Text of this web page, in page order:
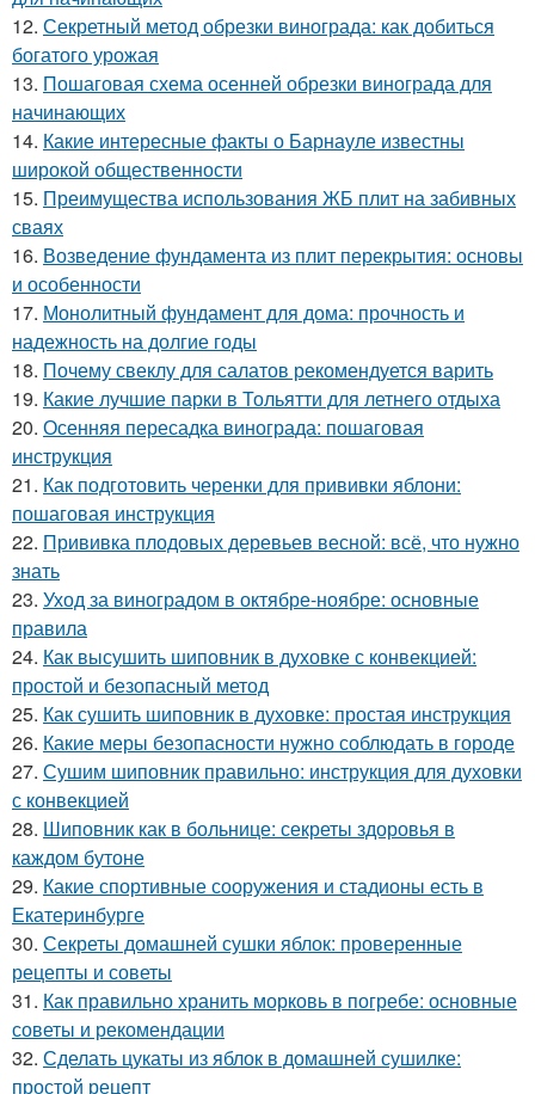
12. Секретный метод обрезки винограда: как добиться
богатого урожая
13. Пошаговая схема осенней обрезки винограда для
начинающих
14. Какие интересные факты о Барнауле известны
широкой общественности
15. Преимущества использования ЖБ плит на забивных
сваях
16. Возведение фундамента из плит перекрытия: основы
и особенности
17. Монолитный фундамент для дома: прочность и
надежность на долгие годы
18. Почему свеклу для салатов рекомендуется варить
19. Какие лучшие парки в Тольятти для летнего отдыха
20. Осенняя пересадка винограда: пошаговая
инструкция
21. Как подготовить черенки для прививки яблони:
пошаговая инструкция
22. Прививка плодовых деревьев весной: всё, что нужно
знать
23. Уход за виноградом в октябре-ноябре: основные
правила
24. Как высушить шиповник в духовке с конвекцией:
простой и безопасный метод
25. Как сушить шиповник в духовке: простая инструкция
26. Какие меры безопасности нужно соблюдать в городе
27. Сушим шиповник правильно: инструкция для духовки
с конвекцией
28. Шиповник как в больнице: секреты здоровья в
каждом бутоне
29. Какие спортивные сооружения и стадионы есть в
Екатеринбурге
30. Секреты домашней сушки яблок: проверенные
рецепты и советы
31. Как правильно хранить морковь в погребе: основные
советы и рекомендации
32. Сделать цукаты из яблок в домашней сушилке:
простой рецепт